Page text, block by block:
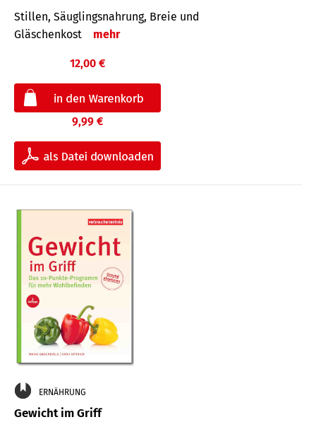
Stillen, Säuglingsnahrung, Breie und
Gläschenkost
mehr
12,00 €
9,99 €
ERNÄHRUNG
Gewicht im Griff